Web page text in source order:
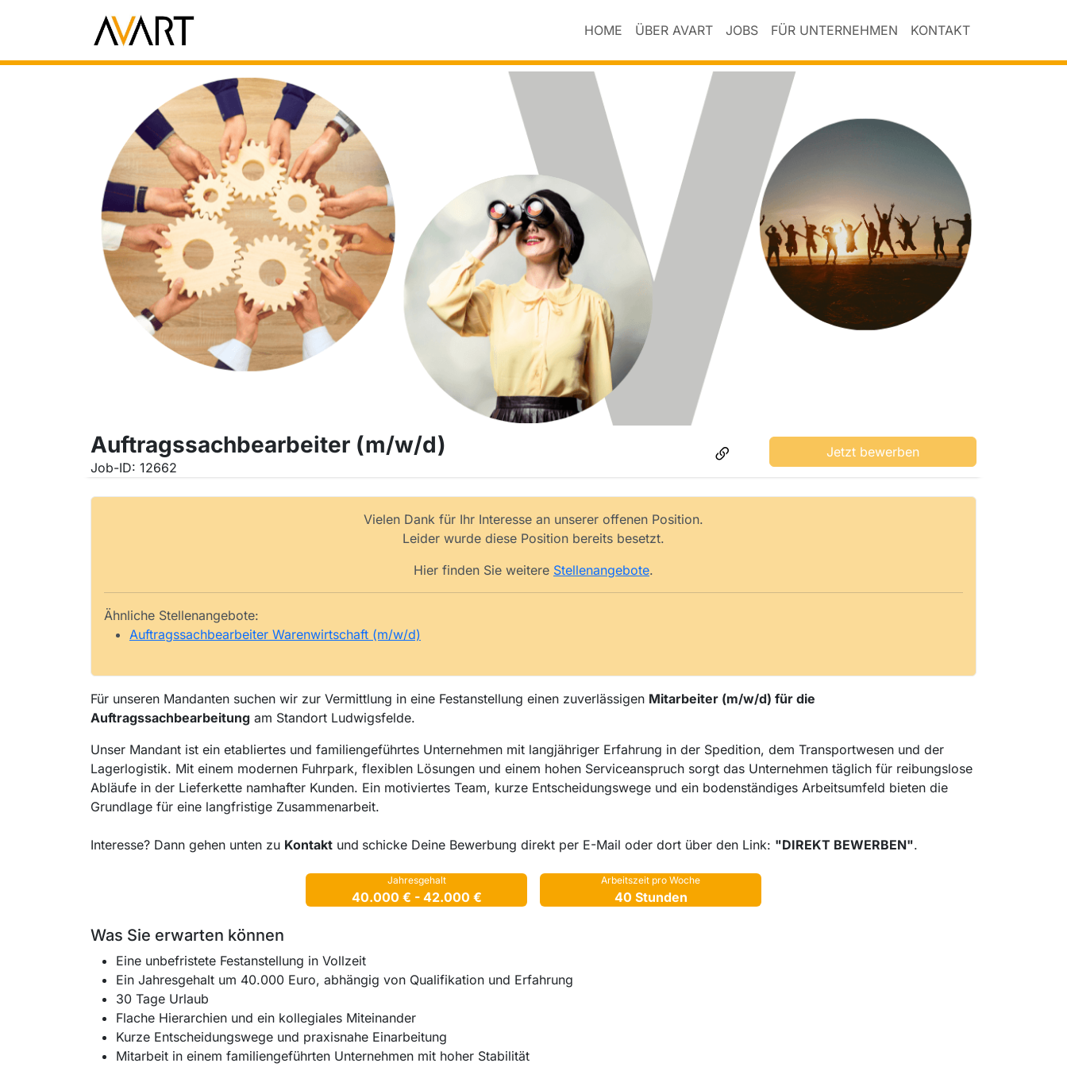
HOME ÜBER AVART JOBS FÜR UNTERNEHMEN KONTAKT
Auftragssachbearbeiter (m/w/d)
Job-ID: 12662
Jetzt bewerben
Vielen Dank für Ihr Interesse an unserer offenen Position.
Leider wurde diese Position bereits besetzt.
Hier finden Sie weitere Stellenangebote.
Ähnliche Stellenangebote:
Auftragssachbearbeiter Warenwirtschaft (m/w/d)
Für unseren Mandanten suchen wir zur Vermittlung in eine Festanstellung einen zuverlässigen Mitarbeiter (m/w/d) für die
Auftragssachbearbeitung am Standort Ludwigsfelde.
Unser Mandant ist ein etabliertes und familiengeführtes Unternehmen mit langjähriger Erfahrung in der Spedition, dem Transportwesen und der
Lagerlogistik. Mit einem modernen Fuhrpark, flexiblen Lösungen und einem hohen Serviceanspruch sorgt das Unternehmen täglich für reibungslose
Abläufe in der Lieferkette namhafter Kunden. Ein motiviertes Team, kurze Entscheidungswege und ein bodenständiges Arbeitsumfeld bieten die
Grundlage für eine langfristige Zusammenarbeit.
Interesse? Dann gehen unten zu Kontakt und schicke Deine Bewerbung direkt per E-Mail oder dort über den Link: "DIREKT BEWERBEN".
Jahresgehalt
40.000 € - 42.000 €
Arbeitszeit pro Woche
40 Stunden
Was Sie erwarten können
Eine unbefristete Festanstellung in Vollzeit
Ein Jahresgehalt um 40.000 Euro, abhängig von Qualifikation und Erfahrung
30 Tage Urlaub
Flache Hierarchien und ein kollegiales Miteinander
Kurze Entscheidungswege und praxisnahe Einarbeitung
Mitarbeit in einem familiengeführten Unternehmen mit hoher Stabilität